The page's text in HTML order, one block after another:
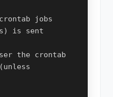
jobs
is sent
the crontab